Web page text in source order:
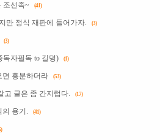
조선족~ (41)
만 정식 재판에 들어가자. (3)
(3)
독자필독 to 길덩) (1)
면 흥분하더라 (53)
고 글은 좀 간지럽다. (17)
의 용기. (41)